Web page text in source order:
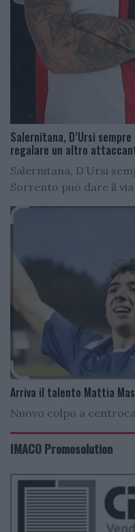
Salernitana, D’Ursi
regalare un altro
Salernitana, D’Ursi
Sorrento può dare il
Arriva il talento Mattia
Nuovo colpo a
IMACO Promosolution